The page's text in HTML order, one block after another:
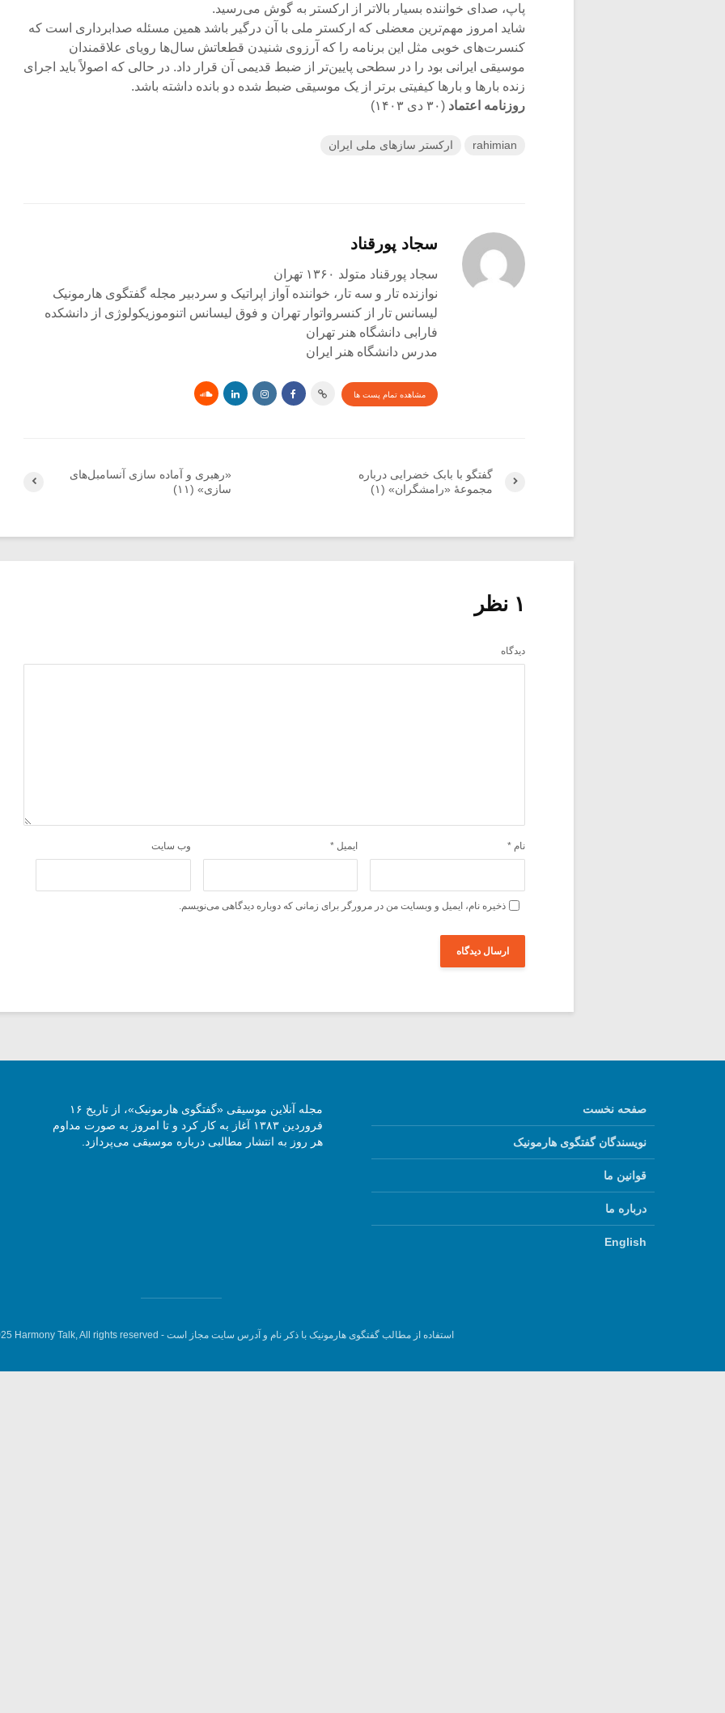
پاپ، صدای خواننده بسیار بالاتر از ارکستر به گوش می‌رسید.
شاید امروز مهم‌ترین معضلی که ارکستر ملی با آن درگیر باشد همین مسئله صدابرداری است که
کنسرت‌های خوبی مثل این برنامه را که آرزوی شنیدن قطعاتش سال‌ها رویای علاقمندان
موسیقی ایرانی بود را در سطحی پایین‌تر از ضبط قدیمی آن قرار داد. در حالی که اصولاً باید اجرای
زنده بارها و بارها کیفیتی برتر از یک موسیقی ضبط شده دو بانده داشته باشد.
روزنامه اعتماد (۳۰ دی ۱۴۰۳)
rahimian ارکستر سازهای ملی ایران
سجاد پورقناد
سجاد پورقناد متولد ۱۳۶۰ تهران
نوازنده تار و سه تار، خواننده آواز اپراتیک و سردبیر مجله گفتگوی هارمونیک
لیسانس تار از کنسرواتوار تهران و فوق لیسانس اتنوموزیکولوژی از دانشکده
فارابی دانشگاه هنر تهران
مدرس دانشگاه هنر ایران
مشاهده تمام پست ها
«رهبری و آماده سازی آنسامبل‌های
سازی» (۱۱)
گفتگو با بابک خضرایی درباره
مجموعۀ «رامشگران» (۱)
۱ نظر
دیدگاه
نام * ایمیل * وب‌ سایت
ذخیره نام، ایمیل و وبسایت من در مرورگر برای زمانی که دوباره دیدگاهی می‌نویسم.
صفحه نخست
نویسندگان گفتگوی هارمونیک
قوانین ما
درباره ما
English
مجله آنلاین موسیقی «گفتگوی هارمونیک»، از تاریخ ۱۶
فروردین ۱۳۸۳ آغاز به کار کرد و تا امروز به صورت مداوم
هر روز به انتشار مطالبی درباره موسیقی می‌پردازد.
استفاده از مطالب گفتگوی هارمونیک با ذکر نام و آدرس سایت مجاز است - Harmony Talk, All rights reserved.